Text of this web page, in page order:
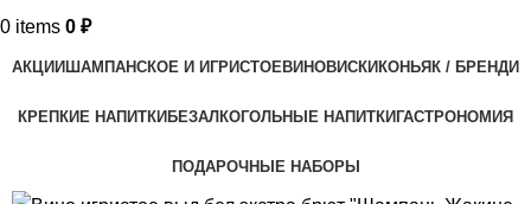
0 items 0 ₽
АКЦИИШАМПАНСКОЕ И ИГРИСТОЕВИНОВИСКИКОНЬЯК / БРЕНДИ
КРЕПКИЕ НАПИТКИБЕЗАЛКОГОЛЬНЫЕ НАПИТКИГАСТРОНОМИЯ
ПОДАРОЧНЫЕ НАБОРЫ